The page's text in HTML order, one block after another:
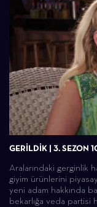
GERİLDİK | 3. SEZON
Aralarındaki gerginlik
giyim ürünlerini
yeni adam hakkında
bekarlığa veda partisi